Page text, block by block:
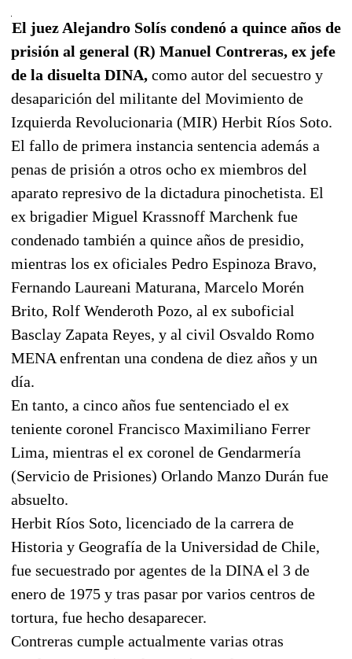
El juez Alejandro Solís condenó a quince años de
prisión al general (R) Manuel Contreras, ex jefe
de la disuelta DINA, como autor del secuestro y
desaparición del militante del Movimiento de
Izquierda Revolucionaria (MIR) Herbit Ríos Soto.
El fallo de primera instancia sentencia además a
penas de prisión a otros ocho ex miembros del
aparato represivo de la dictadura pinochetista. El
ex brigadier Miguel Krassnoff Marchenk fue
condenado también a quince años de presidio,
mientras los ex oficiales Pedro Espinoza Bravo,
Fernando Laureani Maturana, Marcelo Morén
Brito, Rolf Wenderoth Pozo, al ex suboficial
Basclay Zapata Reyes, y al civil Osvaldo Romo
MENA enfrentan una condena de diez años y un
día.
En tanto, a cinco años fue sentenciado el ex
teniente coronel Francisco Maximiliano Ferrer
Lima, mientras el ex coronel de Gendarmería
(Servicio de Prisiones) Orlando Manzo Durán fue
absuelto.
Herbit Ríos Soto, licenciado de la carrera de
Historia y Geografía de la Universidad de Chile,
fue secuestrado por agentes de la DINA el 3 de
enero de 1975 y tras pasar por varios centros de
tortura, fue hecho desaparecer.
Contreras cumple actualmente varias otras